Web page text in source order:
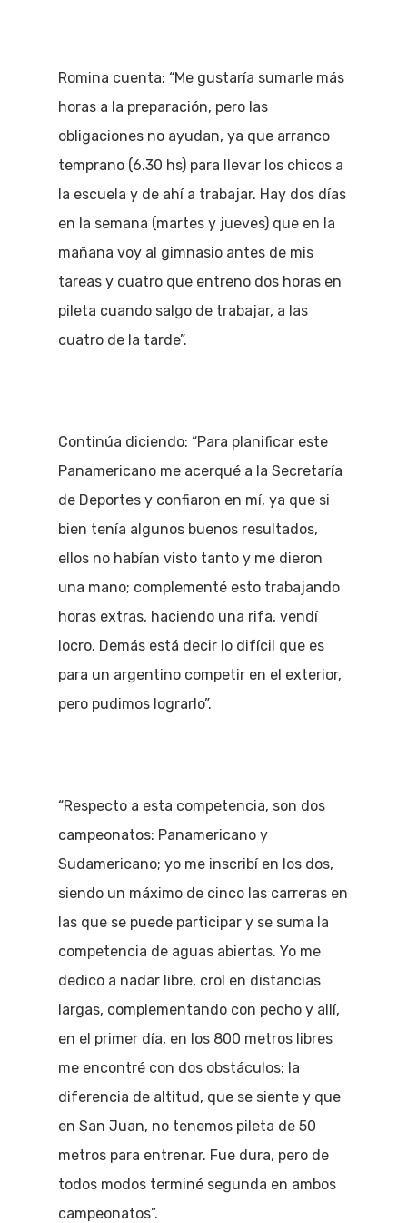
Romina cuenta: “Me gustaría sumarle más
horas a la preparación, pero las
obligaciones no ayudan, ya que arranco
temprano (6.30 hs) para llevar los chicos a
la escuela y de ahí a trabajar. Hay dos días
en la semana (martes y jueves) que en la
mañana voy al gimnasio antes de mis
tareas y cuatro que entreno dos horas en
pileta cuando salgo de trabajar, a las
cuatro de la tarde”.
Continúa diciendo: “Para planificar este
Panamericano me acerqué a la Secretaría
de Deportes y confiaron en mí, ya que si
bien tenía algunos buenos resultados,
ellos no habían visto tanto y me dieron
una mano; complementé esto trabajando
horas extras, haciendo una rifa, vendí
locro. Demás está decir lo difícil que es
para un argentino competir en el exterior,
pero pudimos lograrlo”.
“Respecto a esta competencia, son dos
campeonatos: Panamericano y
Sudamericano; yo me inscribí en los dos,
siendo un máximo de cinco las carreras en
las que se puede participar y se suma la
competencia de aguas abiertas. Yo me
dedico a nadar libre, crol en distancias
largas, complementando con pecho y allí,
en el primer día, en los 800 metros libres
me encontré con dos obstáculos: la
diferencia de altitud, que se siente y que
en San Juan, no tenemos pileta de 50
metros para entrenar. Fue dura, pero de
todos modos terminé segunda en ambos
campeonatos”.